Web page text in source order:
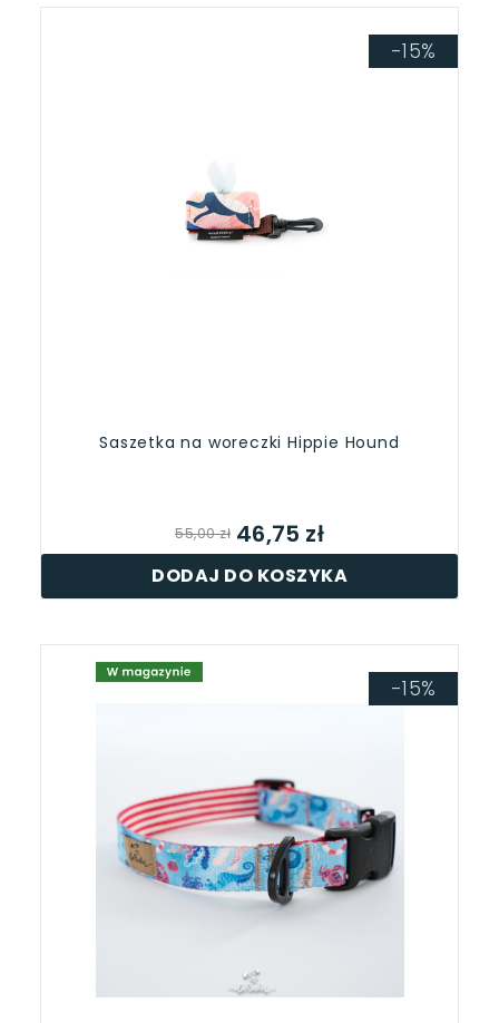
Saszetka na woreczki Hippie Hound
55,00 zł
-15%
46,75 zł
DODAJ DO KOSZYKA
-15%